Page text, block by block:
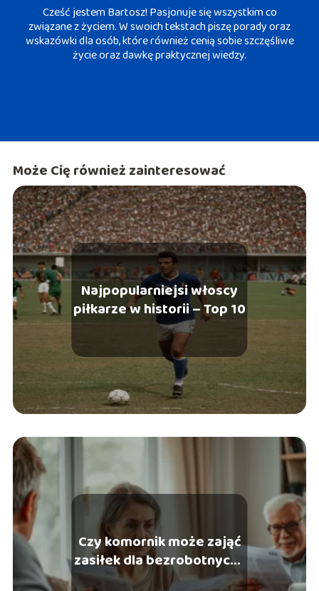
Cześć jestem Bartosz! Pasjonuje się wszystkim co
związane z życiem. W swoich tekstach piszę porady oraz
wskazówki dla osób, które również cenią sobie szczęśliwe
życie oraz dawkę praktycznej wiedzy.
Może Cię również zainteresować
Najpopularniejsi włoscy
piłkarze w historii – Top 10
Czy komornik może zająć
zasiłek dla bezrobotnych?
Odpowiadamy!